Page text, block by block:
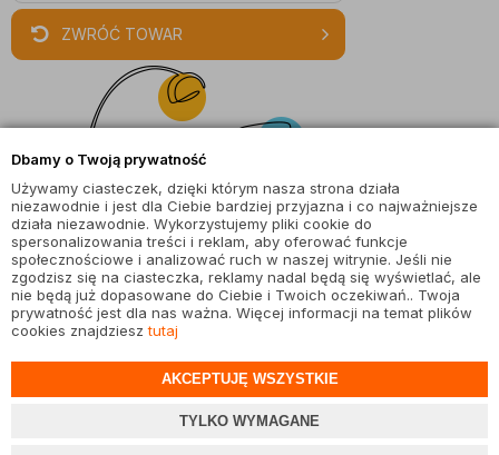
Dbamy o Twoją prywatność
Używamy ciasteczek, dzięki którym nasza strona działa
niezawodnie i jest dla Ciebie bardziej przyjazna i co najważniejsze
działa niezawodnie. Wykorzystujemy pliki cookie do
spersonalizowania treści i reklam, aby oferować funkcje
społecznościowe i analizować ruch w naszej witrynie. Jeśli nie
zgodzisz się na ciasteczka, reklamy nadal będą się wyświetlać, ale
nie będą już dopasowane do Ciebie i Twoich oczekiwań.. Twoja
prywatność jest dla nas ważna. Więcej informacji na temat plików
cookies znajdziesz tutaj
AKCEPTUJĘ WSZYSTKIE
TYLKO WYMAGANE
ZWRÓĆ TOWAR
© wszystkie prawa zastrzeżone |
Projekt i oprogramowanie sklepu: